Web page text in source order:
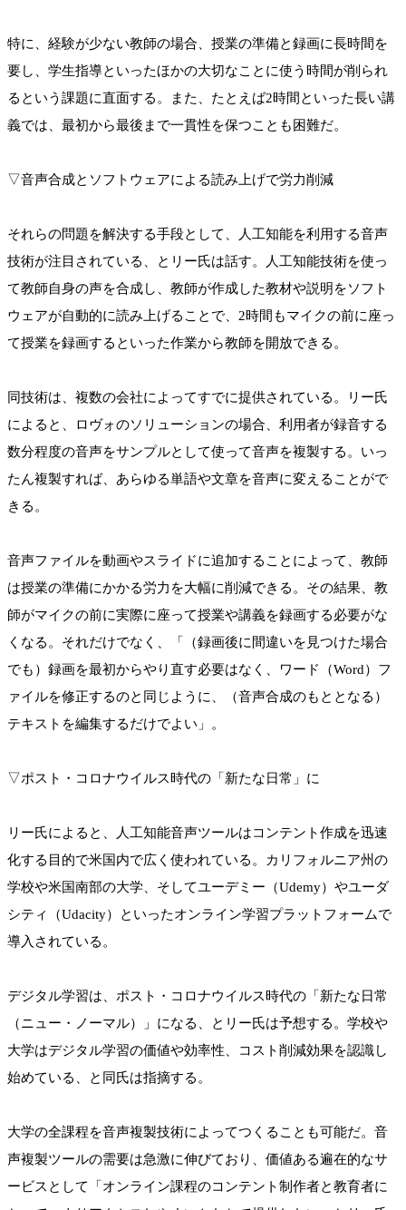
特に、経験が少ない教師の場合、授業の準備と録画に長時間を
要し、学生指導といったほかの大切なことに使う時間が削られ
るという課題に直面する。また、たとえば2時間といった長い講
義では、最初から最後まで一貫性を保つことも困難だ。
▽音声合成とソフトウェアによる読み上げで労力削減
それらの問題を解決する手段として、人工知能を利用する音声
技術が注目されている、とリー氏は話す。人工知能技術を使っ
て教師自身の声を合成し、教師が作成した教材や説明をソフト
ウェアが自動的に読み上げることで、2時間もマイクの前に座っ
て授業を録画するといった作業から教師を開放できる。
同技術は、複数の会社によってすでに提供されている。リー氏
によると、ロヴォのソリューションの場合、利用者が録音する
数分程度の音声をサンプルとして使って音声を複製する。いっ
たん複製すれば、あらゆる単語や文章を音声に変えることがで
きる。
音声ファイルを動画やスライドに追加することによって、教師
は授業の準備にかかる労力を大幅に削減できる。その結果、教
師がマイクの前に実際に座って授業や講義を録画する必要がな
くなる。それだけでなく、「（録画後に間違いを見つけた場合
でも）録画を最初からやり直す必要はなく、ワード（Word）フ
ァイルを修正するのと同じように、（音声合成のもととなる）
テキストを編集するだけでよい」。
▽ポスト・コロナウイルス時代の「新たな日常」に
リー氏によると、人工知能音声ツールはコンテント作成を迅速
化する目的で米国内で広く使われている。カリフォルニア州の
学校や米国南部の大学、そしてユーデミー（Udemy）やユーダ
シティ（Udacity）といったオンライン学習プラットフォームで
導入されている。
デジタル学習は、ポスト・コロナウイルス時代の「新たな日常
（ニュー・ノーマル）」になる、とリー氏は予想する。学校や
大学はデジタル学習の価値や効率性、コスト削減効果を認識し
始めている、と同氏は指摘する。
大学の全課程を音声複製技術によってつくることも可能だ。音
声複製ツールの需要は急激に伸びており、価値ある遍在的なサ
ービスとして「オンライン課程のコンテント制作者と教育者に